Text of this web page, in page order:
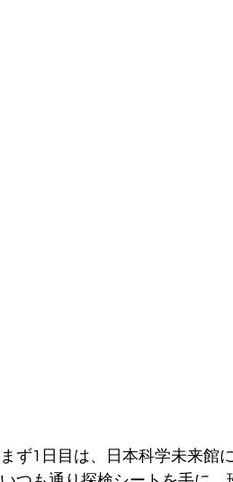
まず1日目は、日本科学未来館